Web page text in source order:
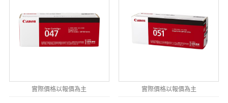
實際價格以報價為主 實際價格以報價為主